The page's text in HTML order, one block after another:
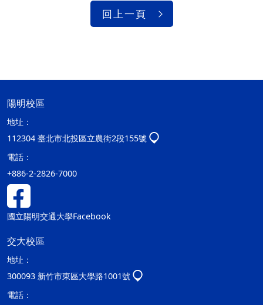
回上一頁
陽明校區
地址：
112304 臺北市北投區立農街2段155號
電話：
+886-2-2826-7000
國立陽明交通大學Facebook
交大校區
地址：
300093 新竹市東區大學路1001號
電話：